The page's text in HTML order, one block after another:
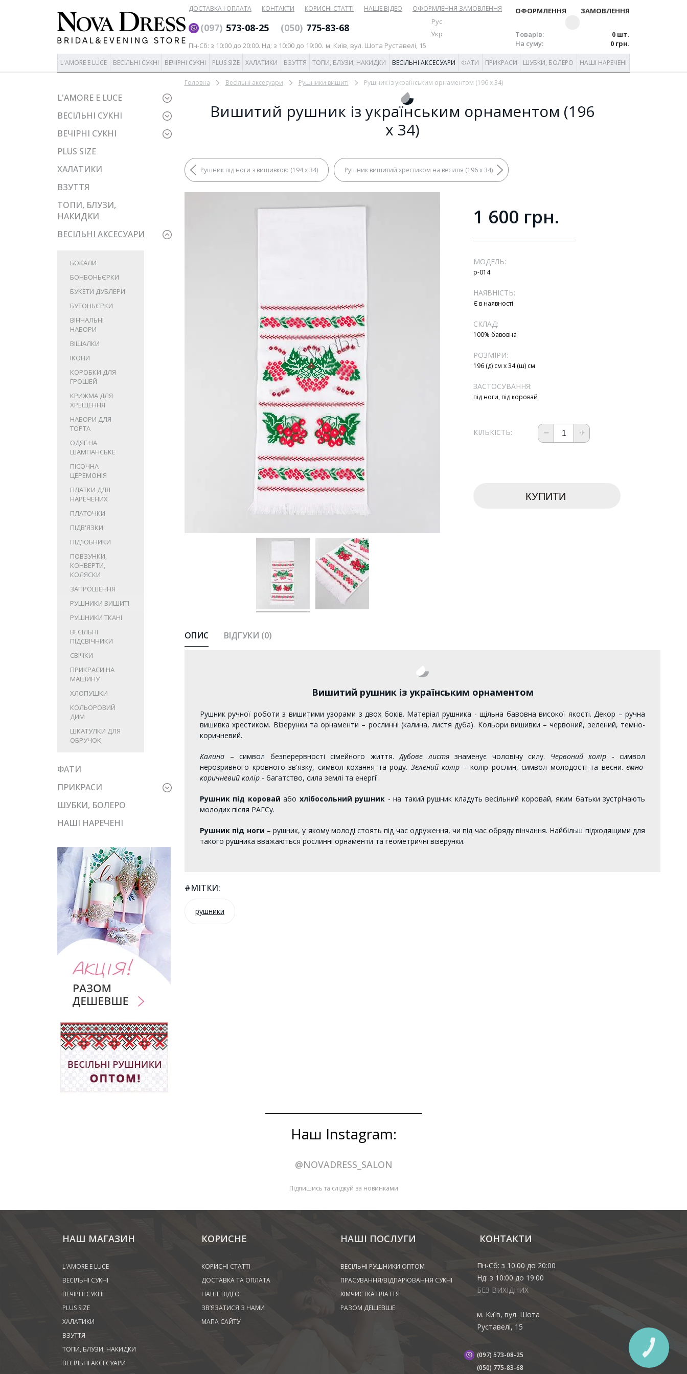
ДОСТАВКА І ОПЛАТА КОНТАКТИ КОРИСНІ СТАТТІ НАШЕ ВІДЕО ОФОРМЛЕННЯ ЗАМОВЛЕННЯ
‎(097) 573-08-25 (‎050) 775-83-68
Рус
Укр
Пн-Сб: з 10:00 до 20:00. Нд: з 10:00 до 19:00. м. Київ, вул. Шота Руставелі, 15
ОФОРМЛЕННЯ ЗАМОВЛЕННЯ
Товарів:
0 шт.
На суму:
0 грн.
L'AMORE E LUCE ВЕСІЛЬНІ СУКНІ ВЕЧІРНІ СУКНІ PLUS SIZE ХАЛАТИКИ ВЗУТТЯ ТОПИ, БЛУЗИ, НАКИДКИ ВЕСІЛЬНІ АКСЕСУАРИ ФАТИ ПРИКРАСИ ШУБКИ, БОЛЕРО НАШІ НАРЕЧЕНІ
Головна Весільні аксесуари Рушники вишиті Рушник із українським орнаментом (196 x 34)
L'AMORE E LUCE
ВЕСІЛЬНІ СУКНІ
ВЕЧІРНІ СУКНІ
PLUS SIZE
ХАЛАТИКИ
ВЗУТТЯ
ТОПИ, БЛУЗИ,
НАКИДКИ
ВЕСІЛЬНІ АКСЕСУАРИ
БОКАЛИ
БОНБОНЬЄРКИ
БУКЕТИ ДУБЛЕРИ
БУТОНЬЄРКИ
ВІНЧАЛЬНІ
НАБОРИ
ВІШАЛКИ
ІКОНИ
КОРОБКИ ДЛЯ
ГРОШЕЙ
КРИЖМА ДЛЯ
ХРЕЩЕННЯ
НАБОРИ ДЛЯ
ТОРТА
ОДЯГ НА
ШАМПАНСЬКЕ
ПІСОЧНА
ЦЕРЕМОНІЯ
ПЛАТКИ ДЛЯ
НАРЕЧЕНИХ
ПЛАТОЧКИ
ПІДВ'ЯЗКИ
ПІД'ЮБНИКИ
ПОВЗУНКИ,
КОНВЕРТИ,
КОЛЯСКИ
ЗАПРОШЕННЯ
РУШНИКИ ВИШИТІ
РУШНИКИ ТКАНІ
ВЕСІЛЬНІ
ПІДСВІЧНИКИ
СВІЧКИ
ПРИКРАСИ НА
МАШИНУ
ХЛОПУШКИ
КОЛЬОРОВИЙ
ДИМ
ШКАТУЛКИ ДЛЯ
ОБРУЧОК
ФАТИ
ПРИКРАСИ
ШУБКИ, БОЛЕРО
НАШІ НАРЕЧЕНІ
Вишитий рушник із українським орнаментом (196
x 34)
Рушник під ноги з вишивкою (194 x 34) Рушник вишитий хрестиком на весілля (196 x 34)
1 600 грн.
МОДЕЛЬ:
р-014
НАЯВНІСТЬ:
Є в наявності
СКЛАД:
100% бавовна
РОЗМІРИ:
196 (д) см х 34 (ш) см
ЗАСТОСУВАННЯ:
під ноги, під коровай
КІЛЬКІСТЬ:
ОПИС ВІДГУКИ (0)
Вишитий рушник із українським орнаментом
Рушник ручної роботи з вишитими узорами з двох боків. Матеріал рушника - щільна бавовна високої якості. Декор – ручна
вишивка хрестиком. Візерунки та орнаменти – рослинні (калина, листя дуба). Кольори вишивки – червоний, зелений, темно-
коричневий.
Калина – символ безперервності сімейного життя.Дубове листязнаменує чоловічу силу. Червоний колір - символ
нерозривного кровного зв'язку, символ кохання та роду. Зелений колір – колір рослин, символ молодості та весни. емно-
коричневий колір - багатство, сила землі та енергії.
Рушник під коровай або хлібосольний рушник - на такий рушник кладуть весільний коровай, яким батьки зустрічають
молодих після РАГСу.
Рушник під ноги – рушник, у якому молоді стоять під час одруження, чи під час обряду вінчання. Найбільш підходящими для
такого рушника вважаються рослинні орнаменти та геометричні візерунки.
#МІТКИ:
рушники
Наш Instagram:
@NOVADRESS_SALON
Підпишись та слідкуй за новинками
НАШ МАГАЗИН
L'AMORE E LUCE
ВЕСІЛЬНІ СУКНІ
ВЕЧІРНІ СУКНІ
PLUS SIZE
ХАЛАТИКИ
ВЗУТТЯ
ТОПИ, БЛУЗИ, НАКИДКИ
ВЕСІЛЬНІ АКСЕСУАРИ
КОРИСНЕ
КОРИСНІ СТАТТІ
ДОСТАВКА ТА ОПЛАТА
НАШЕ ВІДЕО
ЗВ’ЯЗАТИСЯ З НАМИ
МАПА САЙТУ
НАШІ ПОСЛУГИ
ВЕСІЛЬНІ РУШНИКИ ОПТОМ
ПРАСУВАННЯ/ВІДПАРЮВАННЯ СУКНІ
ХІМЧИСТКА ПЛАТТЯ
РАЗОМ ДЕШЕВШЕ
КОНТАКТИ
Пн-Сб: з 10:00 до 20:00
Нд: з 10:00 до 19:00
БЕЗ ВИХІДНИХ
м. Київ, вул. Шота
Руставелі, 15
(097) 573-08-25
(‎050) 775-83-68